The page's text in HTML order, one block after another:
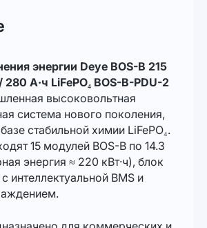
энергии Deye BOS-B 215
280 А·ч LiFePO₄ BOS-B-PDU-2
высоковольтная
система нового поколения,
стабильной химии LiFePO₄.
15 модулей BOS-B по 14.3
энергия ≈ 220 кВт·ч), блок
интеллектуальной BMS и